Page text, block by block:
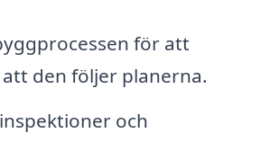
för att
den följer planerna.
och